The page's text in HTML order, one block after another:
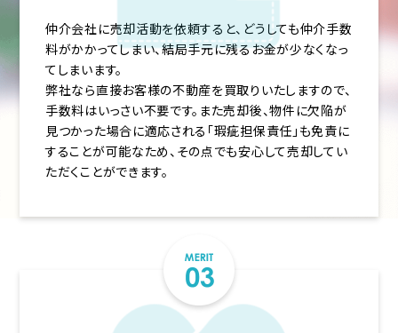
仲介会社に売却活動を依頼すると、どうしても仲介手数
料がかかってしまい、結局手元に残るお金が少なくなっ
てしまいます。
弊社なら直接お客様の不動産を買取りいたしますので、
手数料はいっさい不要です。また売却後、物件に欠陥が
見つかった場合に適応される「瑕疵担保責任」も免責に
することが可能なため、その点でも安心して売却してい
ただくことができます。